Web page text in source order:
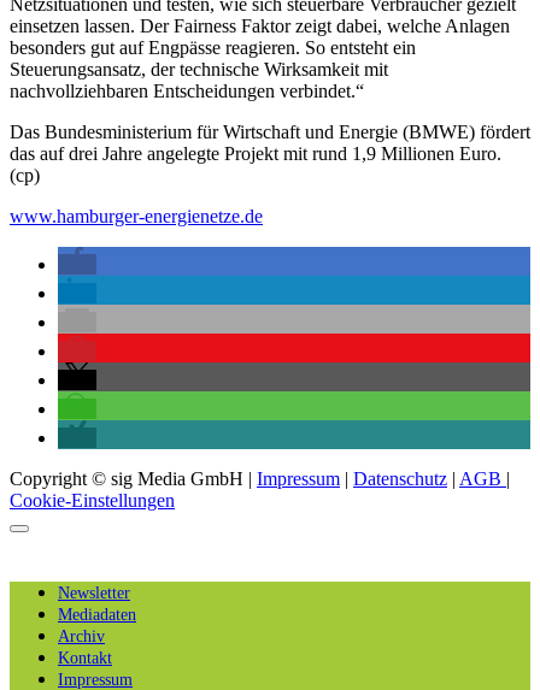
einsetzen lassen. Der Fairness Faktor zeigt dabei, welche Anlagen
besonders gut auf Engpässe reagieren. So entsteht ein
Steuerungsansatz, der technische Wirksamkeit mit
nachvollziehbaren Entscheidungen verbindet.“
Das Bundesministerium für Wirtschaft und Energie (BMWE) fördert
das auf drei Jahre angelegte Projekt mit rund 1,9 Millionen Euro.
(cp)
www.hamburger-energienetze.de
Copyright © sig Media GmbH | Impressum | Datenschutz | AGB |
Cookie-Einstellungen
Newsletter
Mediadaten
Archiv
Kontakt
Impressum